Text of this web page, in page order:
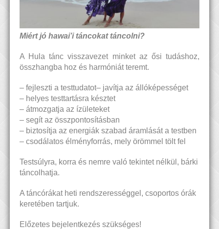
Miért jó hawai’i táncokat táncolni?
A Hula tánc visszavezet minket az ősi tudáshoz,
összhangba hoz és harmóniát teremt.
– fejleszti a testtudatot– javítja az állóképességet
– helyes testtartásra késztet
– átmozgatja az ízületeket
– segít az összpontosításban
– biztosítja az energiák szabad áramlását a testben
– csodálatos élményforrás, mely örömmel tölt fel
Testsúlyra, korra és nemre való tekintet nélkül, bárki
táncolhatja.
A táncórákat heti rendszerességgel, csoportos órák
keretében tartjuk.
Előzetes bejelentkezés szükséges!